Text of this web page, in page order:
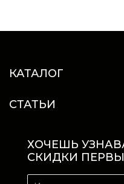
КАТАЛОГ
СТАТЬИ
ХОЧЕШЬ
СКИДКИ